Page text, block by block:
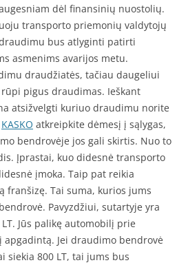
dėl finansinių nuostolių.
transporto priemonių valdytojų
bus atlyginti patirti
asmenims avarijos metu.
draudžiatės, tačiau daugeliui
pigus draudimas. Ieškant
atsižvelgti kuriuo draudimu norite
KASKO atkreipkite dėmesį į sąlygas,
bendrovėje jos gali skirtis. Nuo to
Įprastai, kuo didesnė transporto
įmoka. Taip pat reikia
franšizę. Tai suma, kurios jums
Pavyzdžiui, sutartyje yra
Jūs palikę automobilį prie
Jei draudimo bendrovė
siekia 800 LT, tai jums bus